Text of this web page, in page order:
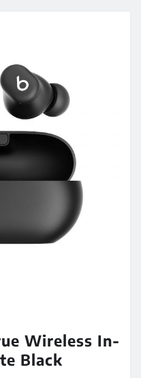
Wireless In-
Black